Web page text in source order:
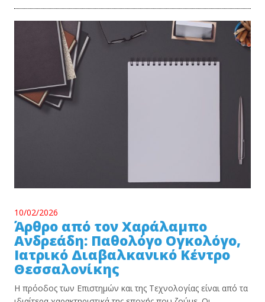
10/02/2026
Άρθρο από τον Χαράλαμπο
Ανδρεάδη: Παθολόγο Ογκολόγο,
Ιατρικό Διαβαλκανικό Κέντρο
Θεσσαλονίκης
Η πρόοδος των Επιστημών και της Τεχνολογίας είναι από τα